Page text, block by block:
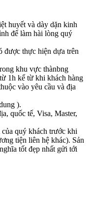
huyết và dày dặn kinh
để làm hài lòng quý
được thực hiện dựa trên
khu vực thànbng
1h kể từ khi khách hàng
vào yêu cầu và địa
).
quốc tế, Visa, Master,
quý khách trước khi
tiện liên hệ khác). Sản
tốt đẹp nhất gửi tới